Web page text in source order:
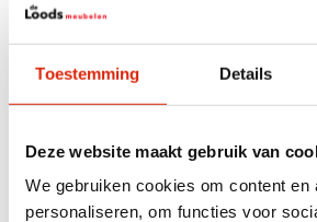
Toestemming Details
Deze website maakt gebruik van
We gebruiken cookies om content en
personaliseren, om functies voor
Aanbieding!